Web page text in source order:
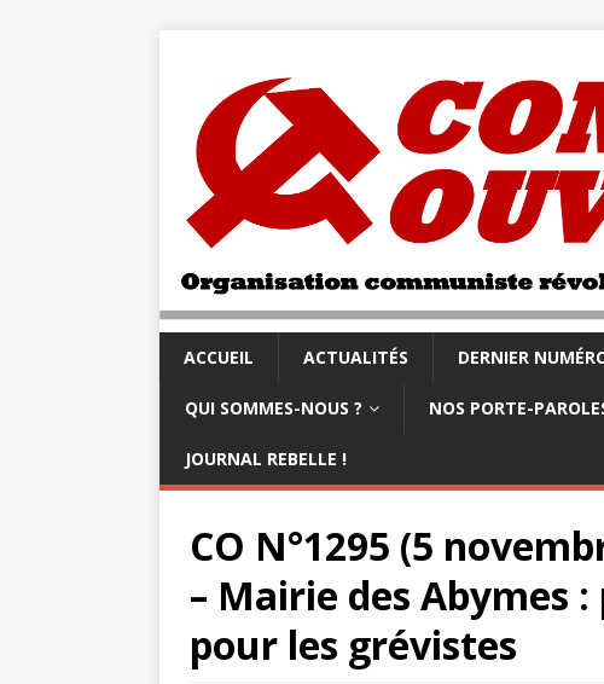
ACCUEIL ACTUALITÉS DERNIER
QUI SOMMES-NOUS ? NOS PORTE-
JOURNAL REBELLE !
CO N°1295 (5
– Mairie des Abymes
pour les grévistes